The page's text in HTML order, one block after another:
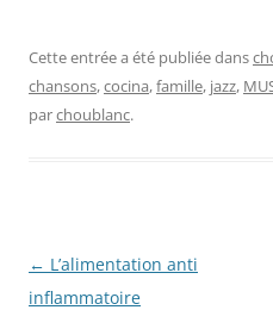
Cette entrée a été publiée dans
chansons,cocina,famille, jazz,
parchoublanc.
Navigation
des
← L’alimentation anti
inflammatoire